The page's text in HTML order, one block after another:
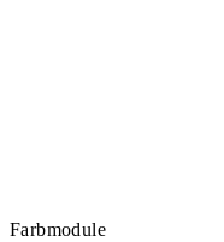
Farbmodule